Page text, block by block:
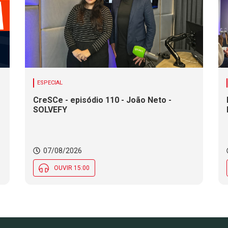
ESPECIAL
CreSCe - episódio 110 - João Neto -
SOLVEFY
07/08/2026
OUVIR 15:00